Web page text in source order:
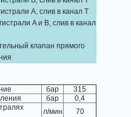
A, слив в канал T
A и B, слив в канал
клапан прямого
бар
315
бар
0,4
л/мин
70